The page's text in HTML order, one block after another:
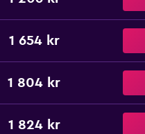
1 654 kr
1 804 kr
1 824 kr